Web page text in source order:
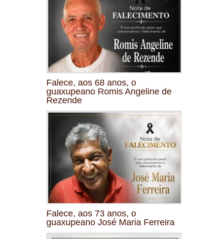
Falece, aos 68 anos, o
guaxupeano Romis Angeline de
Rezende
Falece, aos 73 anos, o
guaxupeano José Maria Ferreira